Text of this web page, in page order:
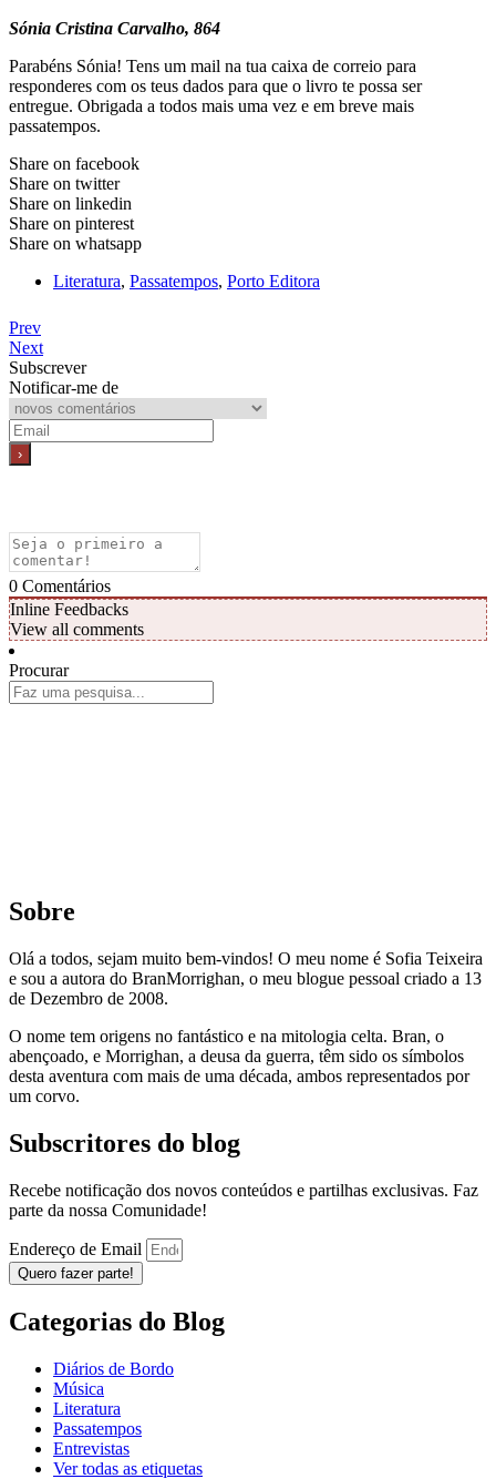
Sónia Cristina Carvalho, 864
Parabéns Sónia! Tens um mail na tua caixa de correio para
responderes com os teus dados para que o livro te possa ser
entregue. Obrigada a todos mais uma vez e em breve mais
passatempos.
Share on facebook
Share on twitter
Share on linkedin
Share on pinterest
Share on whatsapp
Literatura, Passatempos, Porto Editora
Prev
Next
Subscrever
Notificar-me de
0 Comentários
Inline Feedbacks
View all comments
Procurar
Sobre
Olá a todos, sejam muito bem-vindos! O meu nome é Sofia Teixeira
e sou a autora do BranMorrighan, o meu blogue pessoal criado a 13
de Dezembro de 2008.
O nome tem origens no fantástico e na mitologia celta. Bran, o
abençoado, e Morrighan, a deusa da guerra, têm sido os símbolos
desta aventura com mais de uma década, ambos representados por
um corvo.
Subscritores do blog
Recebe notificação dos novos conteúdos e partilhas exclusivas. Faz
parte da nossa Comunidade!
Endereço de Email
Quero fazer parte!
Categorias do Blog
Diários de Bordo
Música
Literatura
Passatempos
Entrevistas
Ver todas as etiquetas